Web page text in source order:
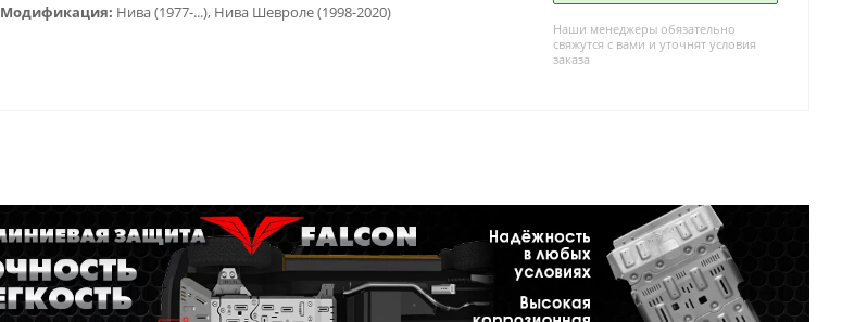
Модификация: Нива (1977-...), Нива Шевроле (1998-2020)
Наши менеджеры обязательно
свяжутся с вами и уточнят условия
заказа